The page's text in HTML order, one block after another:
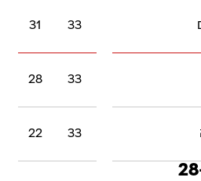
33
31
33
28
33
22